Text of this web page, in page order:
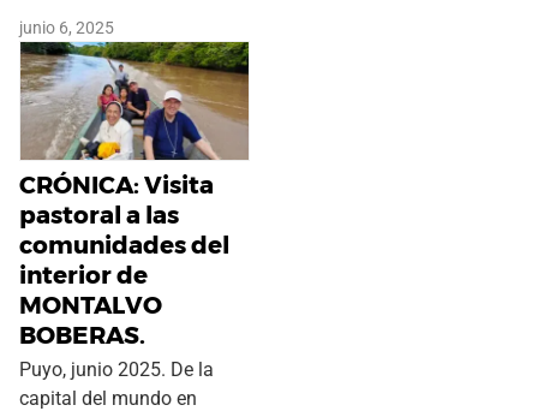
junio 6, 2025
CRÓNICA: Visita
pastoral a las
comunidades del
interior de
MONTALVO
BOBERAS.
Puyo, junio 2025. De la
capital del mundo en